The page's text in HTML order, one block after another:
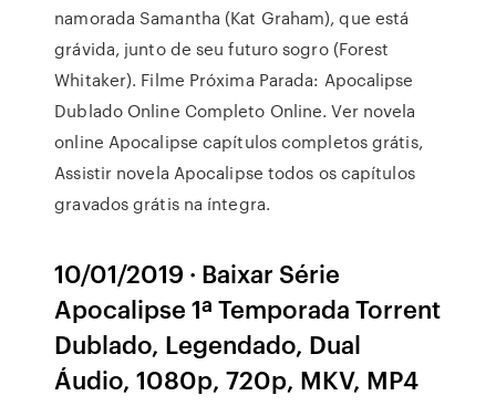
namorada Samantha (Kat Graham), que está
grávida, junto de seu futuro sogro (Forest
Whitaker). Filme Próxima Parada: Apocalipse
Dublado Online Completo Online. Ver novela
online Apocalipse capítulos completos grátis,
Assistir novela Apocalipse todos os capítulos
gravados grátis na íntegra.
10/01/2019 · Baixar Série
Apocalipse 1ª Temporada Torrent
Dublado, Legendado, Dual
Áudio, 1080p, 720p, MKV, MP4